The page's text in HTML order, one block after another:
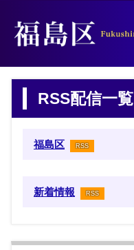
RSS配信一覧
福島区 RSS
新着情報 RSS